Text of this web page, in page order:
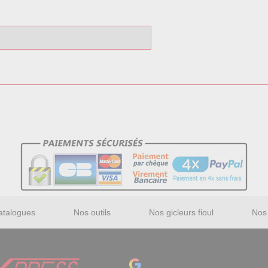
Nos outils Nos gicleurs fioul